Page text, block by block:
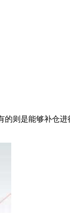
则是能够补仓进